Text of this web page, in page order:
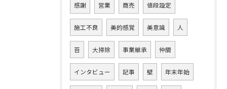
感謝 営業 商売 値段設定
施工不良 美的感覚 美意識 人
苔 大掃除 事業継承 仲間
インタビュー 記事 壁 年末年始